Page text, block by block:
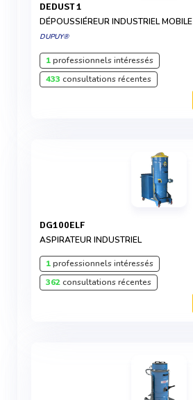
DEDUST 1
DÉPOUSSIÉREUR INDUSTRIEL MOBILE
DUPUY®
1professionnels intéressés
433 consultations récentes
DG100ELF
ASPIRATEUR INDUSTRIEL
1professionnels intéressés
362consultations récentes